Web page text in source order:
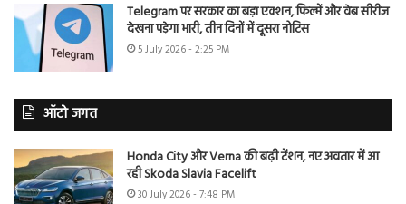
Telegram पर सरकार का बड़ा एक्शन, फिल्में और वेब सीरीज
देखना पड़ेगा भारी, तीन दिनों में दूसरा नोटिस
5 July 2026 - 2:25 PM
ऑटो जगत
Honda City और Verna की बढ़ी टेंशन, नए अवतार में आ
रही Skoda Slavia Facelift
30 July 2026 - 7:48 PM